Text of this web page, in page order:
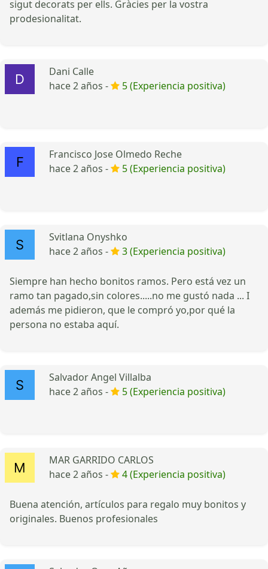
sigut decorats per ells. Gràcies per la vostra
prodesionalitat.
Dani Calle
hace 2 años -
5 (Experiencia positiva)
Francisco Jose Olmedo Reche
hace 2 años -
5 (Experiencia positiva)
Svitlana Onyshko
hace 2 años -
3 (Experiencia positiva)
Siempre han hecho bonitos ramos. Pero está vez un
ramo tan pagado,sin colores.....no me gustó nada ... I
además me pidieron, que le compró yo,por qué la
persona no estaba aquí.
Salvador Angel Villalba
hace 2 años -
5 (Experiencia positiva)
MAR GARRIDO CARLOS
hace 2 años -
4 (Experiencia positiva)
Buena atención, artículos para regalo muy bonitos y
originales. Buenos profesionales